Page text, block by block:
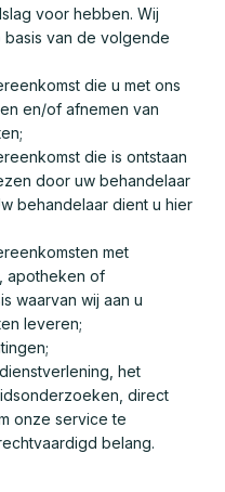
voor hebben. Wij
van de volgende
die u met ons
en/of afnemen van
die is ontstaan
door uw behandelaar
behandelaar dient u hier
met
apotheken of
waarvan wij aan u
leveren;
het
direct
onze service te
belang.